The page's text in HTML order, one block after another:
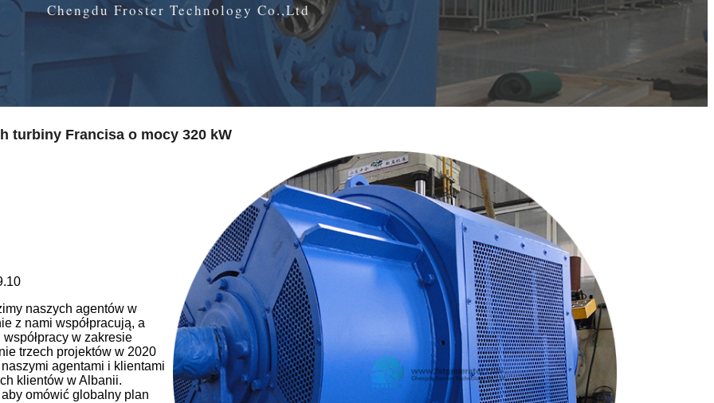
Chengdu Froster Technology Co.,Ltd
turbiny Francisa o mocy 320 kW
naszych agentów w
z nami współpracują, a
w zakresie
trzech projektów w 2020
agentami i klientami
klientów w Albanii.
omówić globalny plan